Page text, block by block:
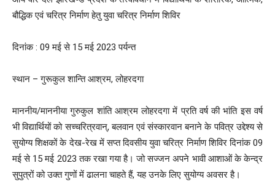
बौद्धिक एवं चरित्र निर्माण हेतु युवा चरित्र निर्माण शिविर
दिनांक : 09 मई से 15 मई 2023 पर्यन्त
स्थान – गुरूकुल शान्ति आश्रम, लोहरदगा
माननीय/माननीया गुरुकुल शांति आश्रम लोहरदगा में प्रति वर्ष की भांति इस वर्ष
भी विद्यार्थियों को सच्चरित्रवान्, बलवान एवं संस्कारवान बनाने के पवित्र उद्देश्य से
सुयोग्य शिक्षकों के देख-रेख में सप्त दिवसीय युवा चरित्र निर्माण शिविर दिनांक 09
मई से 15 मई 2023 तक रखा गया है। जो सज्जन अपने भावी आशाओं के केन्द्र
सुपुत्रों को उक्त गुणों में ढालना चाहते हैं, यह उनके लिए सुयोग्य अवसर है।